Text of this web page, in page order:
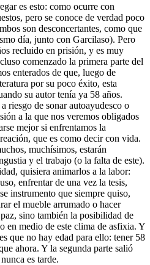
es esto: como ocurre con
pero se conoce de verdad poco
son desconcertantes, como que
día, junto con Garcilaso). Pero
recluido en prisión, y es muy
comenzado la primera parte del
enterados de que, luego de
por su poco éxito, esta
su autor tenía ya 58 años.
riesgo de sonar autoayudesco o
a la que nos veremos obligados
mejor si enfrentamos la
que es como decir con vida.
muchísimos, estarán
y el trabajo (o la falta de este).
quisiera animarlos a la labor:
enfrentar de una vez la tesis,
instrumento que siempre quiso,
el mueble arrumado o hacer
sino también la posibilidad de
en medio de este clima de asfixia. Y
que no hay edad para ello: tener 58
ahora. Y la segunda parte salió
es tarde.